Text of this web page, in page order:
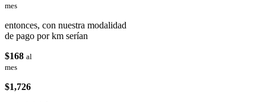
mes
entonces, con nuestra modalidad
de pago por km serían
$168 al
mes
$1,726